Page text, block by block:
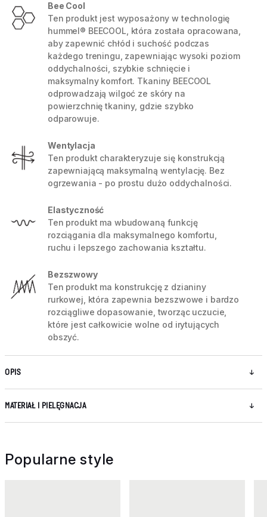
Bee Cool
Ten produkt jest wyposażony w technologię
hummel® BEECOOL, która została opracowana,
aby zapewnić chłód i suchość podczas
każdego treningu, zapewniając wysoki poziom
oddychalności, szybkie schnięcie i
maksymalny komfort. Tkaniny BEECOOL
odprowadzają wilgoć ze skóry na
powierzchnię tkaniny, gdzie szybko
odparowuje.
Wentylacja
Ten produkt charakteryzuje się konstrukcją
zapewniającą maksymalną wentylację. Bez
ogrzewania - po prostu dużo oddychalności.
Elastyczność
Ten produkt ma wbudowaną funkcję
rozciągania dla maksymalnego komfortu,
ruchu i lepszego zachowania kształtu.
Bezszwowy
Ten produkt ma konstrukcję z dzianiny
rurkowej, która zapewnia bezszwowe i bardzo
rozciągliwe dopasowanie, tworząc uczucie,
które jest całkowicie wolne od irytujących
obszyć.
OPIS
MATERIAŁ I PIELĘGNACJA
Popularne style